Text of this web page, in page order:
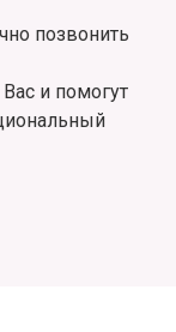
позвонить
и помогут